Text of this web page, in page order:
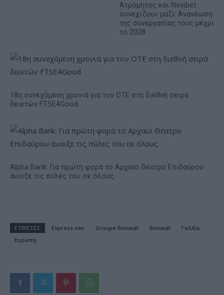
Ατρόμητος και Novibet
συνεχίζουν μαζί: Ανανέωση
της συνεργασίας τους μέχρι
το 2028
18η συνεχόμενη χρονιά για τον ΟΤΕ στη διεθνή σειρά
δεικτών FTSE4Good
Alpha Bank: Για πρώτη φορά το Αρχαίο Θέατρο Επιδαύρου
άνοιξε τις πύλες του σε όλους
ΕΤΙΚΕΤΕΣ Express van Groupe Renault Renault
Γαλλία
Ευρώπη